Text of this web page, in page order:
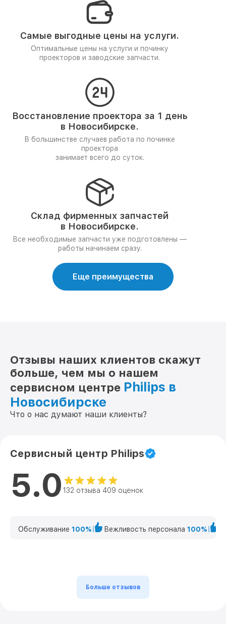
Самые выгодные цены на услуги.
Оптимальные цены на услуги и починку
проекторов и заводские запчасти.
Восстановление проектора за 1 день
в Новосибирске.
В большинстве случаев работа по починке
проектора
занимает всего до суток.
Склад фирменных запчастей
в Новосибирске.
Все необходимые запчасти уже подготовлены —
работы начинаем сразу.
Еще преимущества
Отзывы наших клиентов скажут
больше, чем мы о нашем
сервисном центре Philips в
Новосибирске
Что о нас думают наши клиенты?
Сервисный центр Philips
5.0 132 отзыва 409 оценок
Обслуживание 100% Вежливость персонала 100%
Больше отзывов